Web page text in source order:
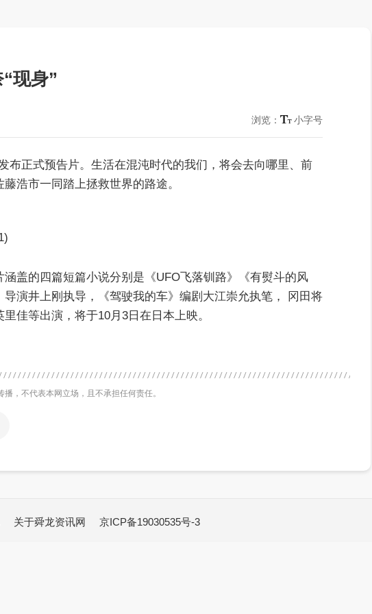
现身”
浏览： 小字号
布正式预告片。生活在混沌时代的我们，将会去向哪里、前
浩市一同踏上拯救世界的路途。
盖的四篇短篇小说分别是《UFO飞落钏路》《有熨斗的风
演井上刚执导，《驾驶我的车》编剧大江崇允执笔， 冈田将
佳等出演，将于10月3日在日本上映。
，不代表本网立场，且不承担任何责任。
关于舜龙资讯网 京ICP备19030535号-3